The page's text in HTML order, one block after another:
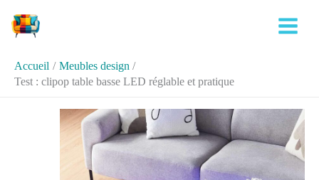
Accueil
Meubles design
Test : clipop table basse LED réglable et pratique